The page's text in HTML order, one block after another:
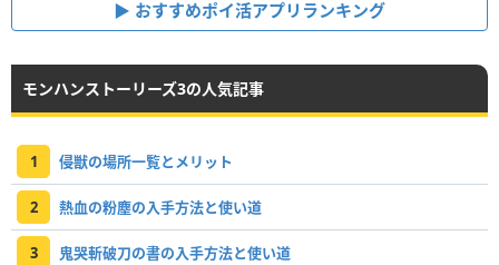
おすすめポイ活アプリランキング
モンハンストーリーズ3の人気記事
1 侵獣の場所一覧とメリット
2 熱血の粉塵の入手方法と使い道
3 鬼哭斬破刀の書の入手方法と使い道